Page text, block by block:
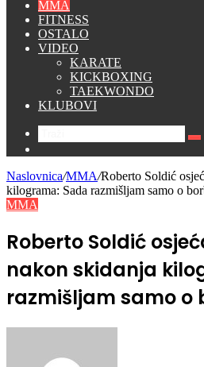
MMA
FITNESS
OSTALO
VIDEO
KARATE
KICKBOXING
TAEKWONDO
KLUBOVI
Naslovnica/MMA/Roberto Soldić
kilograma: Sada razmišljam samo o
MMA
Roberto Soldić
nakon skidanja
razmišljam samo o